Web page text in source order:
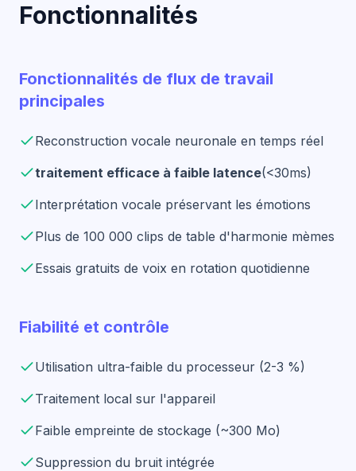
Fonctionnalités
Fonctionnalités de flux de travail
principales
Reconstruction vocale neuronale en temps réel
traitement efficace à faible latence(<30ms)
Interprétation vocale préservant les émotions
Plus de 100 000 clips de table d'harmonie mèmes
Essais gratuits de voix en rotation quotidienne
Fiabilité et contrôle
Utilisation ultra-faible du processeur (2-3 %)
Traitement local sur l'appareil
Faible empreinte de stockage (~300 Mo)
Suppression du bruit intégrée